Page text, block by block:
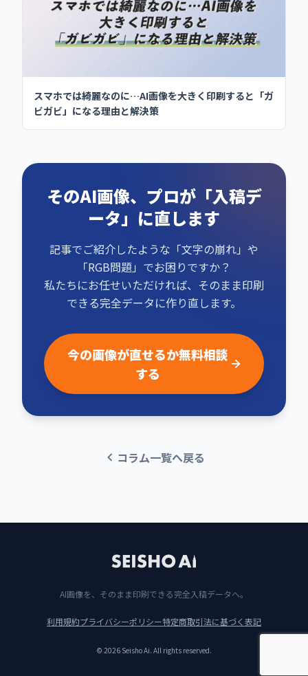
スマホでは綺麗なのに…AI画像を大きく印刷すると「ガ
ビガビ」になる理由と解決策
そのAI画像、プロが「入稿デ
ータ」に直します
記事でご紹介したような「文字の崩れ」や
「RGB問題」でお困りですか？
私たちにお任せいただければ、そのまま印刷
できる完全データに作り直します。
今の画像が直せるか無料相談
する
コラム一覧へ戻る
AI画像を、そのまま印刷できる完全入稿データへ。
利用規約プライバシーポリシー特定商取引法に基づく表記
© 2026 Seisho Ai. All rights reserved.